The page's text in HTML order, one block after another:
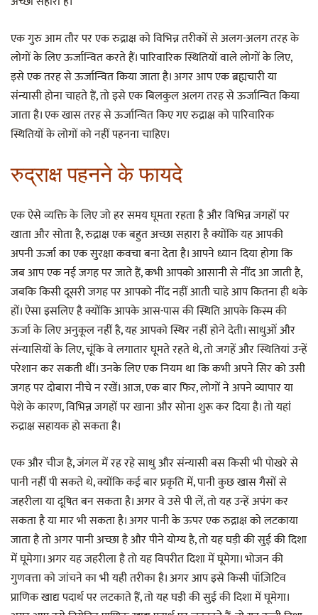
एक गुरु आम तौर पर एक रुद्राक्ष को विभिन्न तरीकों से अलग-अलग तरह के
लोगों के लिए ऊर्जान्वित करते हैं। पारिवारिक स्थितियों वाले लोगों के लिए,
इसे एक तरह से ऊर्जान्वित किया जाता है। अगर आप एक ब्रह्मचारी या
संन्यासी होना चाहते हैं, तो इसे एक बिलकुल अलग तरह से ऊर्जान्वित किया
जाता है। एक खास तरह से ऊर्जान्वित किए गए रुद्राक्ष को पारिवारिक
स्थितियों के लोगों को नहीं पहनना चाहिए।
रुद्राक्ष पहनने के फायदे
एक ऐसे व्यक्ति के लिए जो हर समय घूमता रहता है और विभिन्न जगहों पर
खाता और सोता है, रुद्राक्ष एक बहुत अच्छा सहारा है क्योंकि यह आपकी
अपनी ऊर्जा का एक सुरक्षा कवचा बना देता है। आपने ध्यान दिया होगा कि
जब आप एक नई जगह पर जाते हैं, कभी आपको आसानी से नींद आ जाती है,
जबकि किसी दूसरी जगह पर आपको नींद नहीं आती चाहे आप कितना ही थके
हों। ऐसा इसलिए है क्योंकि आपके आस-पास की स्थिति आपके किस्म की
ऊर्जा के लिए अनुकूल नहीं है, यह आपको स्थिर नहीं होने देती। साधुओं और
संन्यासियों के लिए, चूंकि वे लगातार घूमते रहते थे, तो जगहें और स्थितियां उन्हें
परेशान कर सकती थीं। उनके लिए एक नियम था कि कभी अपने सिर को उसी
जगह पर दोबारा नीचे न रखें। आज, एक बार फिर, लोगों ने अपने व्यापार या
पेशे के कारण, विभिन्न जगहों पर खाना और सोना शुरू कर दिया है। तो यहां
रुद्राक्ष सहायक हो सकता है।
एक और चीज है, जंगल में रह रहे साधु और संन्यासी बस किसी भी पोखरे से
पानी नहीं पी सकते थे, क्योंकि कई बार प्रकृति में, पानी कुछ खास गैसों से
जहरीला या दूषित बन सकता है। अगर वे उसे पी लें, तो यह उन्हें अपंग कर
सकता है या मार भी सकता है। अगर पानी के ऊपर एक रुद्राक्ष को लटकाया
जाता है तो अगर पानी अच्छा है और पीने योग्य है, तो यह घड़ी की सुई की दिशा
में घूमेगा। अगर यह जहरीला है तो यह विपरीत दिशा में घूमेगा। भोजन की
गुणवत्ता को जांचने का भी यही तरीका है। अगर आप इसे किसी पॉज़िटिव
प्राणिक खाद्य पदार्थ पर लटकाते हैं, तो यह घड़ी की सुई की दिशा में घूमेगा।